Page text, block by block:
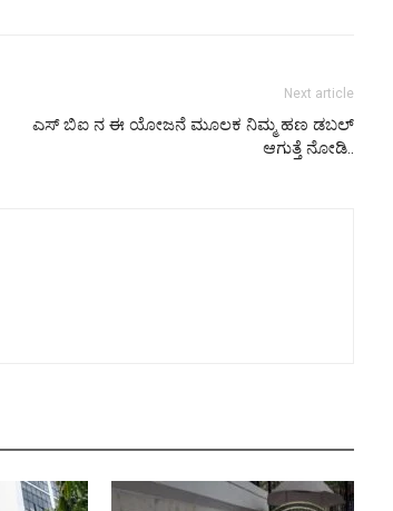
Next article
ಎಸ್ ಬಿಐ ನ ಈ ಯೋಜನೆ ಮೂಲಕ ನಿಮ್ಮ ಹಣ ಡಬಲ್
ಆಗುತ್ತೆ ನೋಡಿ..